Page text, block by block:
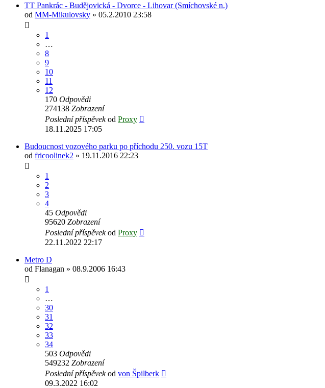
TT Pankrác - Budějovická - Dvorce - Lihovar (Smíchovské n.)
od MM-Mikulovsky » 05.2.2010 23:58
1
…
8
9
10
11
12
170 Odpovědi
274138 Zobrazení
Poslední příspěvekod Proxy
18.11.2025 17:05
Budoucnost vozového parku po příchodu 250. vozu 15T
od fricoolinek2 » 19.11.2016 22:23
1
2
3
4
45 Odpovědi
95620 Zobrazení
Poslední příspěvekod Proxy
22.11.2022 22:17
Metro D
od Flanagan » 08.9.2006 16:43
1
…
30
31
32
33
34
503 Odpovědi
549232 Zobrazení
Poslední příspěvekod von Špilberk
09.3.2022 16:02